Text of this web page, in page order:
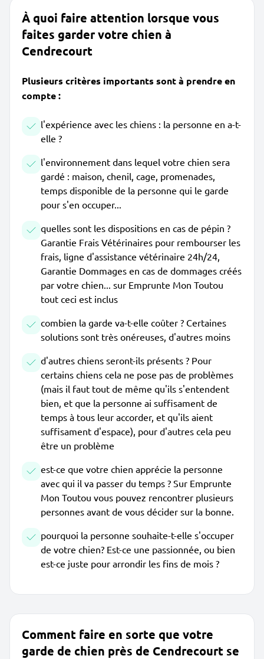
À quoi faire attention lorsque vous
faites garder votre chien à
Cendrecourt
Plusieurs critères importants sont à prendre en
compte :
l'expérience avec les chiens : la personne en a-t-
elle ?
l'environnement dans lequel votre chien sera
gardé : maison, chenil, cage, promenades,
temps disponible de la personne qui le garde
pour s'en occuper...
quelles sont les dispositions en cas de pépin ?
Garantie Frais Vétérinaires pour rembourser les
frais, ligne d'assistance vétérinaire 24h/24,
Garantie Dommages en cas de dommages créés
par votre chien... sur Emprunte Mon Toutou
tout ceci est inclus
combien la garde va-t-elle coûter ? Certaines
solutions sont très onéreuses, d'autres moins
d'autres chiens seront-ils présents ? Pour
certains chiens cela ne pose pas de problèmes
(mais il faut tout de même qu'ils s'entendent
bien, et que la personne ai suffisament de
temps à tous leur accorder, et qu'ils aient
suffisament d'espace), pour d'autres cela peu
être un problème
est-ce que votre chien apprécie la personne
avec qui il va passer du temps ? Sur Emprunte
Mon Toutou vous pouvez rencontrer plusieurs
personnes avant de vous décider sur la bonne.
pourquoi la personne souhaite-t-elle s'occuper
de votre chien? Est-ce une passionnée, ou bien
est-ce juste pour arrondir les fins de mois ?
Comment faire en sorte que votre
garde de chien près de Cendrecourt se